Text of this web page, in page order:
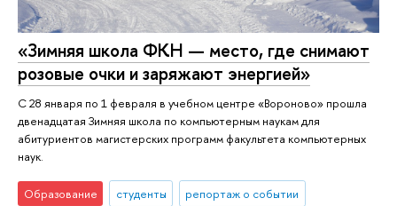
«Зимняя школа ФКН — место, где снимают
розовые очки и заряжают энергией»
С 28 января по 1 февраля в учебном центре «Вороново» прошла
двенадцатая Зимняя школа по компьютерным наукам для
абитуриентов магистерских программ факультета компьютерных
наук.
Образование студенты репортаж о событии